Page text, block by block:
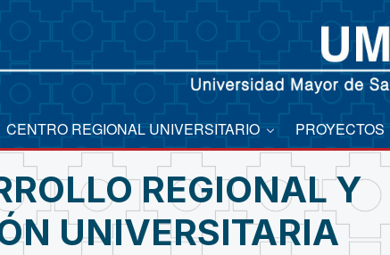
CENTRO REGIONAL UNIVERSITARIO PROYECTOS
REGIONAL Y
UNIVERSITARIA